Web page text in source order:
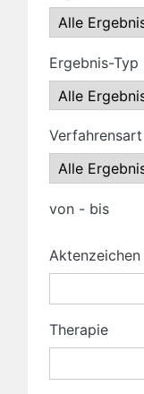
Ergebnis-Typ
Verfahrensart
von - bis
Aktenzeichen
Therapie